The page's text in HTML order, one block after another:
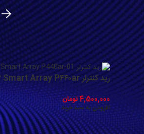
خانه/قطعات جانبی سرور/رید کنترلر
رید کنترلر HP Smart Array P۴۴۰ar
4,500,000تومان
افزودن به سبد خرید